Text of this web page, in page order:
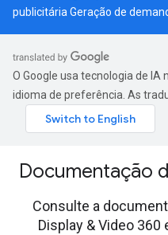
publicitária Geração de
O Google usa tecnologia de
idioma de preferência. As
Documentação
Consulte a
Display & Video